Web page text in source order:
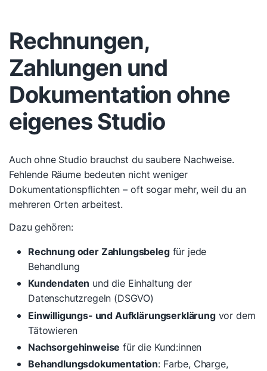
Rechnungen,
Zahlungen und
Dokumentation ohne
eigenes Studio
Auch ohne Studio brauchst du saubere Nachweise.
Fehlende Räume bedeuten nicht weniger
Dokumentationspflichten – oft sogar mehr, weil du an
mehreren Orten arbeitest.
Dazu gehören:
Rechnung oder Zahlungsbelegfür jede
Behandlung
Kundendaten und die Einhaltung der
Datenschutzregeln (DSGVO)
Einwilligungs- und Aufklärungserklärungvor dem
Tätowieren
Nachsorgehinweise für die Kund:innen
Behandlungsdokumentation: Farbe, Charge,